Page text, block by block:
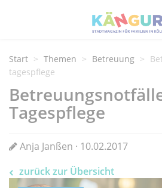
Start Themen Betreuung
tagespflege
Tagespflege
Anja Janßen · 10.02.2017
zurück zur Übersicht